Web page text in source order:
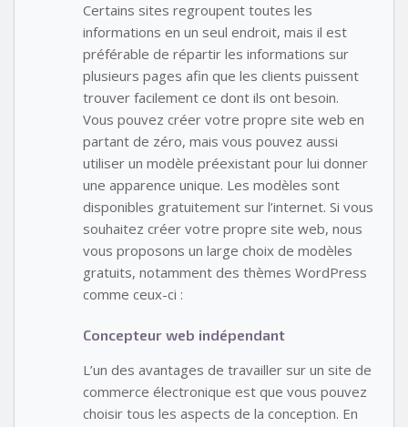
Certains sites regroupent toutes les
informations en un seul endroit, mais il est
préférable de répartir les informations sur
plusieurs pages afin que les clients puissent
trouver facilement ce dont ils ont besoin.
Vous pouvez créer votre propre site web en
partant de zéro, mais vous pouvez aussi
utiliser un modèle préexistant pour lui donner
une apparence unique. Les modèles sont
disponibles gratuitement sur l’internet. Si vous
souhaitez créer votre propre site web, nous
vous proposons un large choix de modèles
gratuits, notamment des thèmes WordPress
comme ceux-ci :
Concepteur web indépendant
L’un des avantages de travailler sur un site de
commerce électronique est que vous pouvez
choisir tous les aspects de la conception. En